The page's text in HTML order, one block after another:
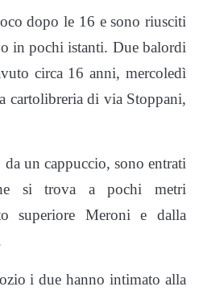
dopo le 16 e sono riusciti
in pochi istanti. Due balordi
circa 16 anni, mercoledì
cartolibreria di via Stoppani,
un cappuccio, sono entrati
si trova a pochi metri
superiore Meroni e dalla
i due hanno intimato alla